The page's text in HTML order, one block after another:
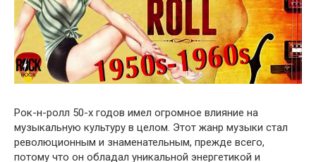
Рок-н-ролл 50-х годов имел огромное влияние на
музыкальную культуру в целом. Этот жанр музыки стал
революционным и знаменательным, прежде всего,
потому что он обладал уникальной энергетикой и